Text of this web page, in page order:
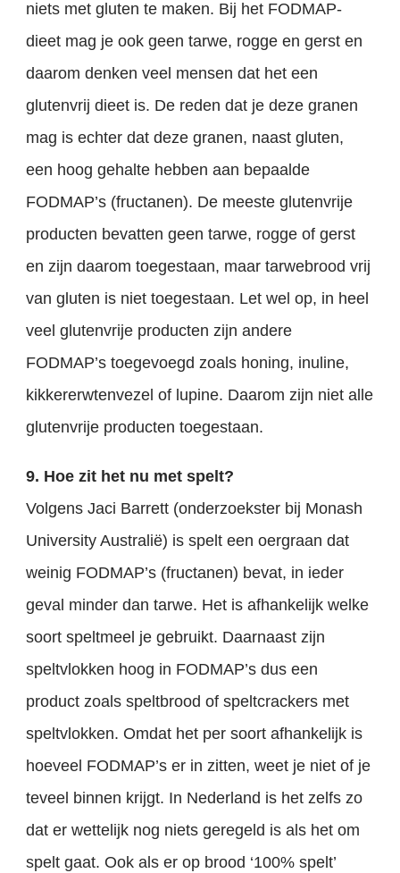
niets met gluten te maken. Bij het FODMAP-
dieet mag je ook geen tarwe, rogge en gerst en
daarom denken veel mensen dat het een
glutenvrij dieet is. De reden dat je deze granen
mag is echter dat deze granen, naast gluten,
een hoog gehalte hebben aan bepaalde
FODMAP’s (fructanen). De meeste glutenvrije
producten bevatten geen tarwe, rogge of gerst
en zijn daarom toegestaan, maar tarwebrood vrij
van gluten is niet toegestaan. Let wel op, in heel
veel glutenvrije producten zijn andere
FODMAP’s toegevoegd zoals honing, inuline,
kikkererwtenvezel of lupine. Daarom zijn niet alle
glutenvrije producten toegestaan.
9. Hoe zit het nu met spelt?
Volgens Jaci Barrett (onderzoekster bij Monash
University Australië) is spelt een oergraan dat
weinig FODMAP’s (fructanen) bevat, in ieder
geval minder dan tarwe. Het is afhankelijk welke
soort speltmeel je gebruikt. Daarnaast zijn
speltvlokken hoog in FODMAP’s dus een
product zoals speltbrood of speltcrackers met
speltvlokken. Omdat het per soort afhankelijk is
hoeveel FODMAP’s er in zitten, weet je niet of je
teveel binnen krijgt. In Nederland is het zelfs zo
dat er wettelijk nog niets geregeld is als het om
spelt gaat. Ook als er op brood ‘100% spelt’